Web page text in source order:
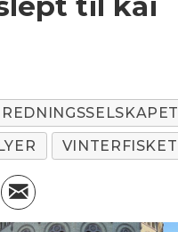
REDNINGSSELSKAPET
VINTERFISKET